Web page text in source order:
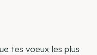
tes voeux les plus